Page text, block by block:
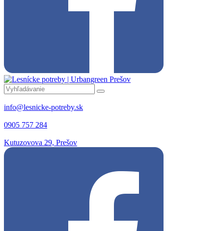
info@lesnicke-potreby.sk
0905 757 284
Kutuzovova 29, Prešov